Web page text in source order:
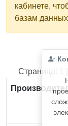
кабинете,
базам
Страница: 1 |